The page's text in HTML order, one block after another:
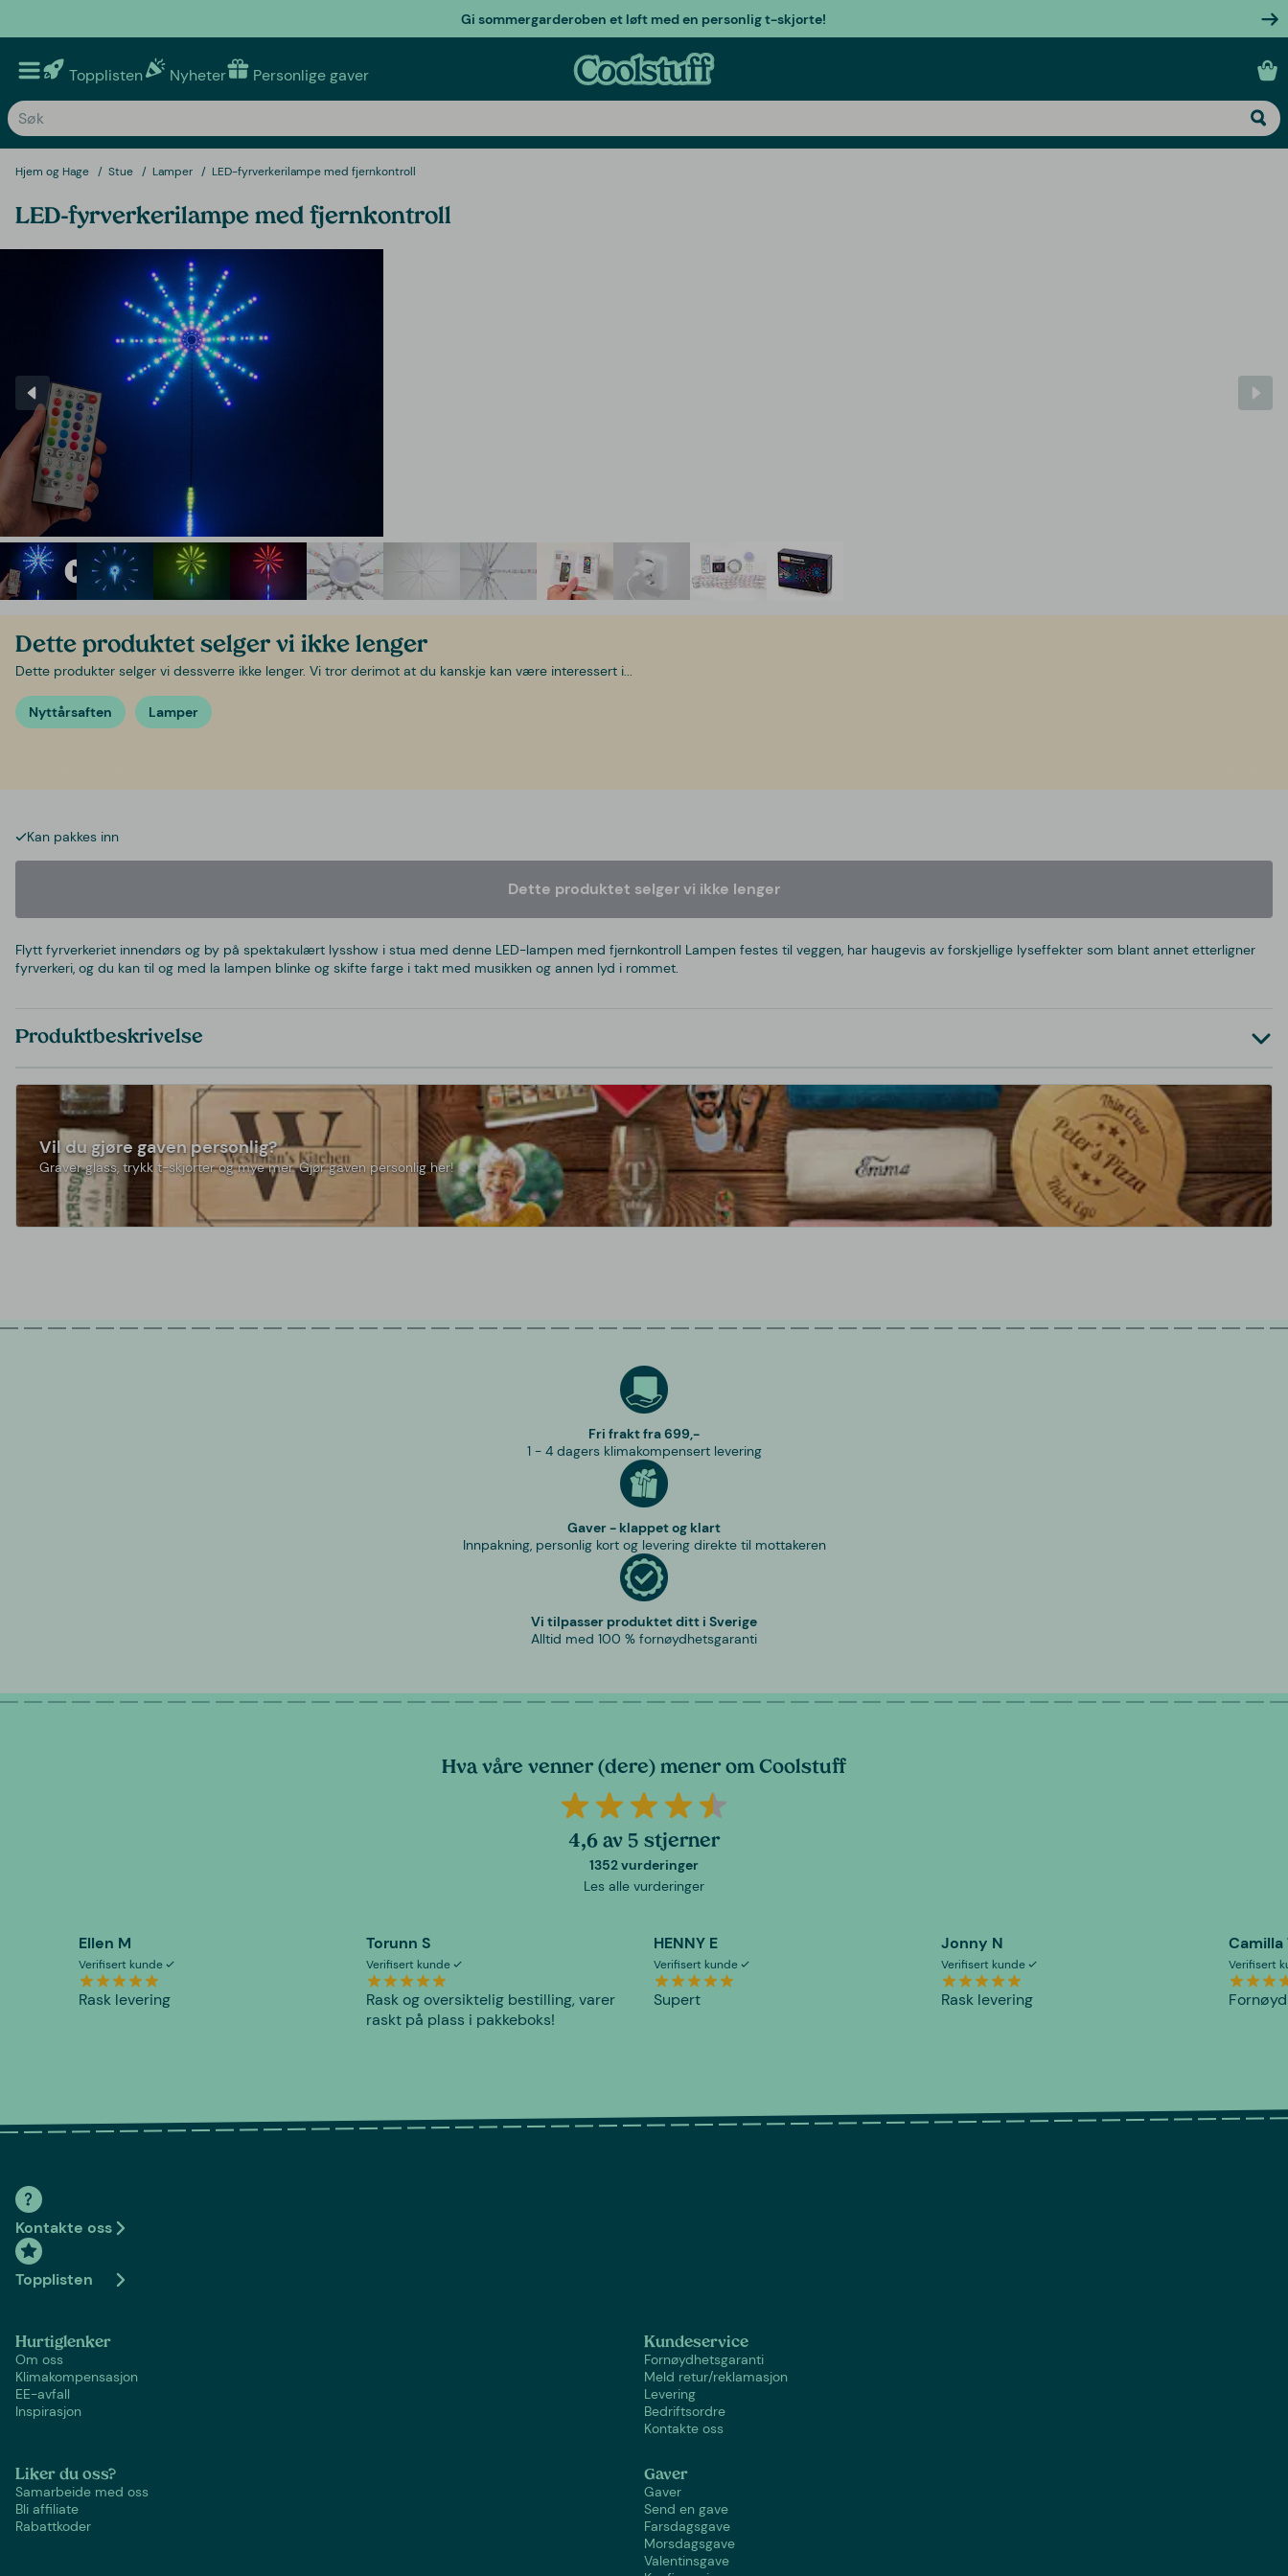
Gi sommergarderoben et løft med en personlig t-skjorte!
Topplisten Nyheter Personlige gaver
Hjem og Hage Stue Lamper LED-fyrverkerilampe med fjernkontroll
LED-fyrverkerilampe med fjernkontroll
Dette produktet selger vi ikke lenger
Dette produkter selger vi dessverre ikke lenger. Vi tror derimot at du kanskje kan være interessert i...
Nyttårsaften Lamper
Kan pakkes inn
Dette produktet selger vi ikke lenger
Flytt fyrverkeriet innendørs og by på spektakulært lysshow i stua med denne LED-lampen med fjernkontroll Lampen festes til veggen, har haugevis av forskjellige lyseffekter som blant annet etterligner
fyrverkeri, og du kan til og med la lampen blinke og skifte farge i takt med musikken og annen lyd i rommet.
Produktbeskrivelse
Vil du gjøre gaven personlig?
Graver glass, trykk t-skjorter og mye mer. Gjør gaven personlig her!
Fri frakt fra 699,-
1 - 4 dagers klimakompensert levering
Gaver - klappet og klart
Innpakning, personlig kort og levering direkte til mottakeren
Vi tilpasser produktet ditt i Sverige
Alltid med 100 % fornøydhetsgaranti
Hva våre venner (dere) mener om Coolstuff
4,6 av 5 stjerner
1352 vurderinger
Les alle vurderinger
Ellen M
Verifisert kunde
Rask levering
Torunn S
Verifisert kunde
Rask og oversiktelig bestilling, varer
raskt på plass i pakkeboks!
HENNY E
Verifisert kunde
Supert
Jonny N
Verifisert kunde
Rask levering
Camilla
Verifisert
Fornøyd
Kontakte oss
Topplisten
Hurtiglenker
Om oss
Klimakompensasjon
EE-avfall
Inspirasjon
Kundeservice
Fornøydhetsgaranti
Meld retur/reklamasjon
Levering
Bedriftsordre
Kontakte oss
Liker du oss?
Samarbeide med oss
Bli affiliate
Rabattkoder
Gaver
Gaver
Send en gave
Farsdagsgave
Morsdagsgave
Valentinsgave